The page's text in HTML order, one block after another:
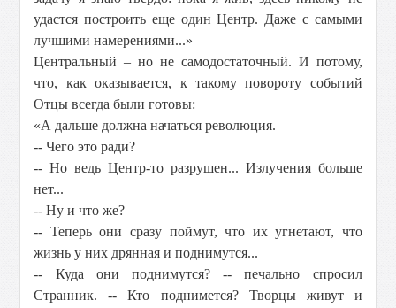
удастся построить еще один Центр. Даже с самыми
лучшими намерениями...»
Центральный – но не самодостаточный. И потому,
что, как оказывается, к такому повороту событий
Отцы всегда были готовы:
«А дальше должна начаться революция.
-- Чего это ради?
-- Но ведь Центр-то разрушен... Излучения больше
нет...
-- Ну и что же?
-- Теперь они сразу поймут, что их угнетают, что
жизнь у них дрянная и поднимутся...
-- Куда они поднимутся? -- печально спросил
Странник. -- Кто поднимется? Творцы живут и